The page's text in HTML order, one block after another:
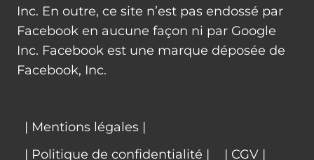
Inc. En outre, ce site n’est pas endossé par
Facebook en aucune façon ni par Google
Inc. Facebook est une marque déposée de
Facebook, Inc.
| Mentions légales |
| Politique de confidentialité |
| CGV |